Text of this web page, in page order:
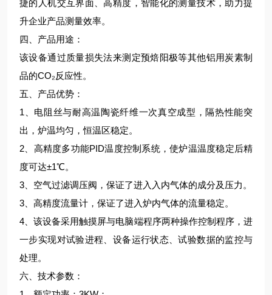
捷的人机交互界面、高精度，智能化的测量技术，助力提
升企业产品测量效率。
四、产品用途：
该设备通过质量损失法来测定预焙阳极等其他铝用炭素制
品的CO₂反应性。
五、产品优势：
1、电阻丝与耐高温陶瓷纤维一次真空成型，隔热性能突
出，炉温均匀，恒温区稳定。
2、高精度多功能PID温度控制系统，使炉温温度稳定后精
度可达±1℃。
3、空气过滤调压阀，保证了进入入内气体的成分及压力。
3、高精度流量计，保证了进入炉内气体的流量稳定。
4、该设备采用触摸屏与电脑端程序两种操作控制程序，进
一步实现对试验进程、设备运行状态、试验数据的监控与
处理。
六、技术参数：